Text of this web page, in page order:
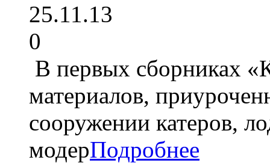
25.11.13
0
В первых сборниках
материалов,
сооружении катеров,
модерПодробнее